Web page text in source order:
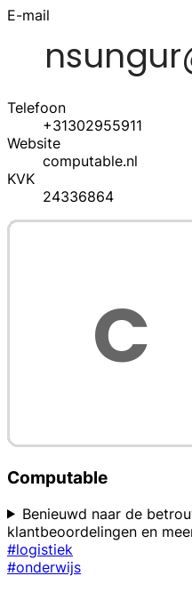
E-mail
Telefoon
+31302955911
Website
computable.nl
KVK
24336864
Computable
Benieuwd naar de
klantbeoordelingen en
#logistiek
#onderwijs